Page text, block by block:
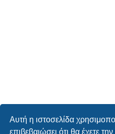
Αυτή η ιστοσελίδα
επιβεβαιώσει ότι θα έχετε